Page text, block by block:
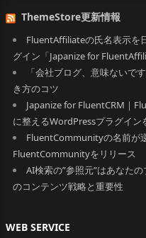
ThemeStore更新情報
FluentAffiliateの氏名表示を
グイン「Japanize for
「会社ブログ、意味ないで
き方のコツ
Japanize for FluentCRM｜
に整えるWordPressプラグイン
FluentCommunityの名前が
FluentCommunityをリリース
AI検索の”参照元”はあなた
のコンテンツ戦略と重要性
WEB SERVICE